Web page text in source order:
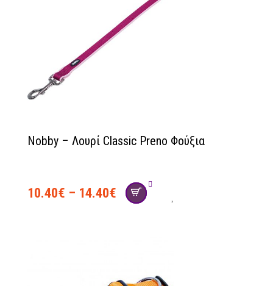
Nobby – Λουρί Classic Preno Φούξια
10.40€ – 14.40€